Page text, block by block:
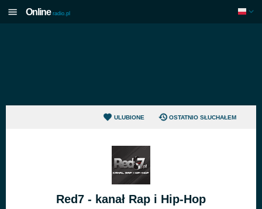
Online radio.pl
ULUBIONE OSTATNIO SŁUCHAŁEM
Red7 - kanał Rap i Hip-Hop